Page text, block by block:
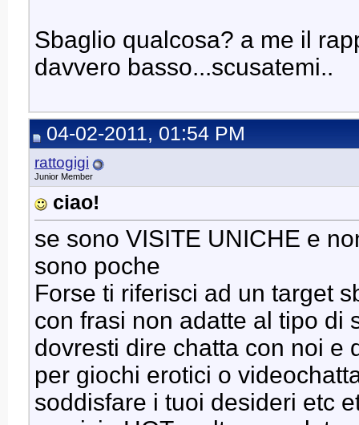
Sbaglio qualcosa? a me il
davvero basso...scusatemi..
04-02-2011, 01:54 PM
rattogigi
Junior Member
ciao!
se sono VISITE UNICHE e
sono poche
Forse ti riferisci ad un target
con frasi non adatte al tipo di
dovresti dire chatta con noi e
per giochi erotici o
soddisfare i tuoi desideri etc